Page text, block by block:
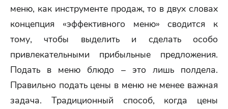
меню, как инструменте продаж, то в двух словах
концепция «эффективного меню» сводится к
тому, чтобы выделить и сделать особо
привлекательными прибыльные предложения.
Подать в меню блюдо – это лишь полдела.
Правильно подать цены в меню не менее важная
задача. Традиционный способ, когда цены